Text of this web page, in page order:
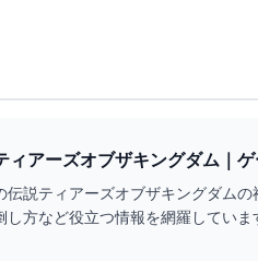
アーズオブザキングダム｜ゲ
説ティアーズオブザキングダム
方など役立つ情報を網羅していま